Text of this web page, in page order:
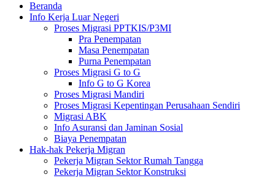
Beranda
Info Kerja Luar Negeri
Proses Migrasi PPTKIS/P3MI
Pra Penempatan
Masa Penempatan
Purna Penempatan
Proses Migrasi G to G
Info G to G Korea
Proses Migrasi Mandiri
Proses Migrasi Kepentingan Perusahaan Sendiri
Migrasi ABK
Info Asuransi dan Jaminan Sosial
Biaya Penempatan
Hak-hak Pekerja Migran
Pekerja Migran Sektor Rumah Tangga
Pekerja Migran Sektor Konstruksi